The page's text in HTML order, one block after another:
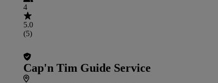
4
5.0
(5)
Cap'n Tim Guide Service